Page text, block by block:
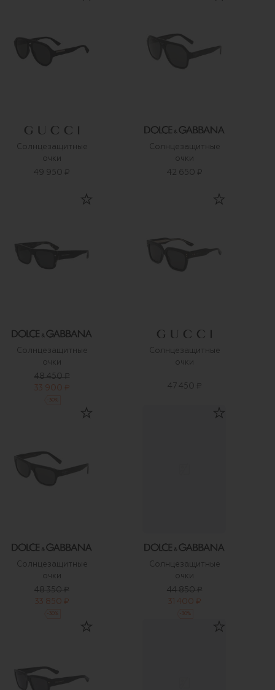
Солнцезащитные
очки
49 950 ₽
Солнцезащитные
очки
42 650 ₽
Солнцезащитные
очки
48 450 ₽
33 900 ₽
%
Солнцезащитные
очки
47 450 ₽
Солнцезащитные
очки
48 350 ₽
33 850 ₽
%
Солнцезащитные
очки
44 850 ₽
31 400 ₽
%